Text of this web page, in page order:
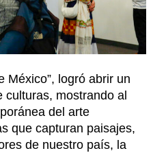
México”, logró abrir un
culturas, mostrando al
del arte
que capturan paisajes,
de nuestro país, la